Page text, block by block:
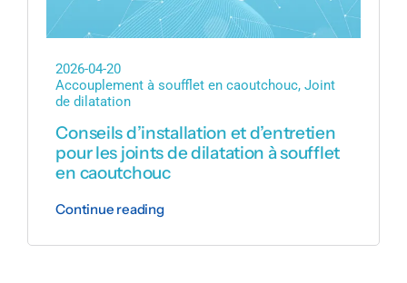
Rubber bellows pipe
2026-04-20
Accouplement à soufflet en caoutchouc,Joint
de dilatation
Conseils d’installation et d’entretien
pour les joints de dilatation à soufflet
en caoutchouc
Continue reading